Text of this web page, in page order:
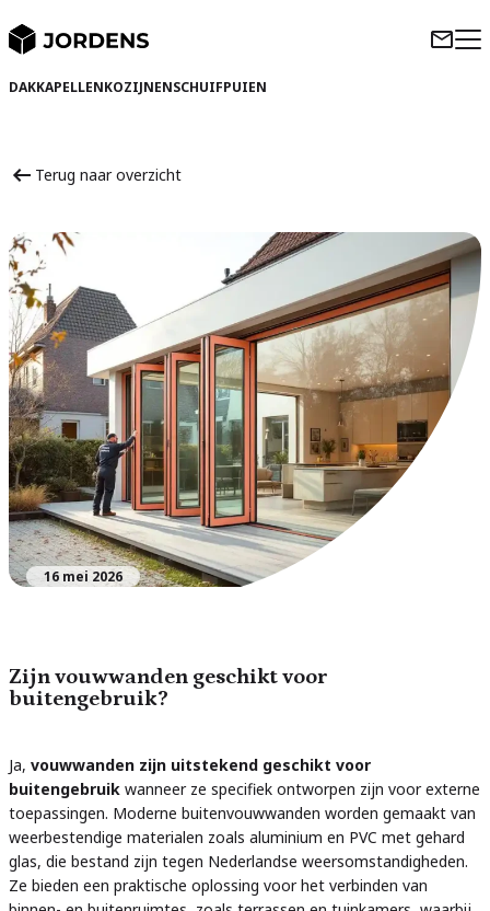
DAKKAPELLENKOZIJNENSCHUIFPUIEN
Terug naar overzicht
16 mei 2026
Zijn vouwwanden geschikt voor
buitengebruik?
Ja, vouwwanden zijn uitstekend geschikt voor
buitengebruik wanneer ze specifiek ontworpen zijn voor externe
toepassingen. Moderne buitenvouwwanden worden gemaakt van
weerbestendige materialen zoals aluminium en PVC met gehard
glas, die bestand zijn tegen Nederlandse weersomstandigheden.
Ze bieden een praktische oplossing voor het verbinden van